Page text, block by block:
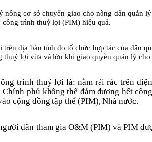
cơ sở chuyển giao cho nông dân quản
trình thuỷ lợi (PIM) hiệu quả.
địa bàn tỉnh do tổ chức hợp tác của dân
lợi vừa và lớn khi giao quyền quản lý
trình thuỷ lợi là: nằm rải rác trên
phủ không thể đảm đư­ơng hết
cộng đồng tập thể (PIM), Nhà nư­ớc.
dân tham gia O&M (PIM) và PIM